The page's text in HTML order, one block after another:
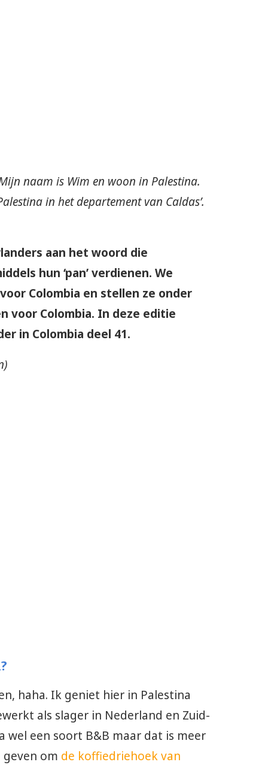
naam is Wim en woon in Palestina.
in het departement van Caldas’.
aan het woord die
hun ‘pan’ verdienen. We
Colombia en stellen ze onder
voor Colombia. In deze editie
in Colombia deel 41.
haha. Ik geniet hier in Palestina
als slager in Nederland en Zuid-
een soort B&B maar dat is meer
om de koffiedriehoek van